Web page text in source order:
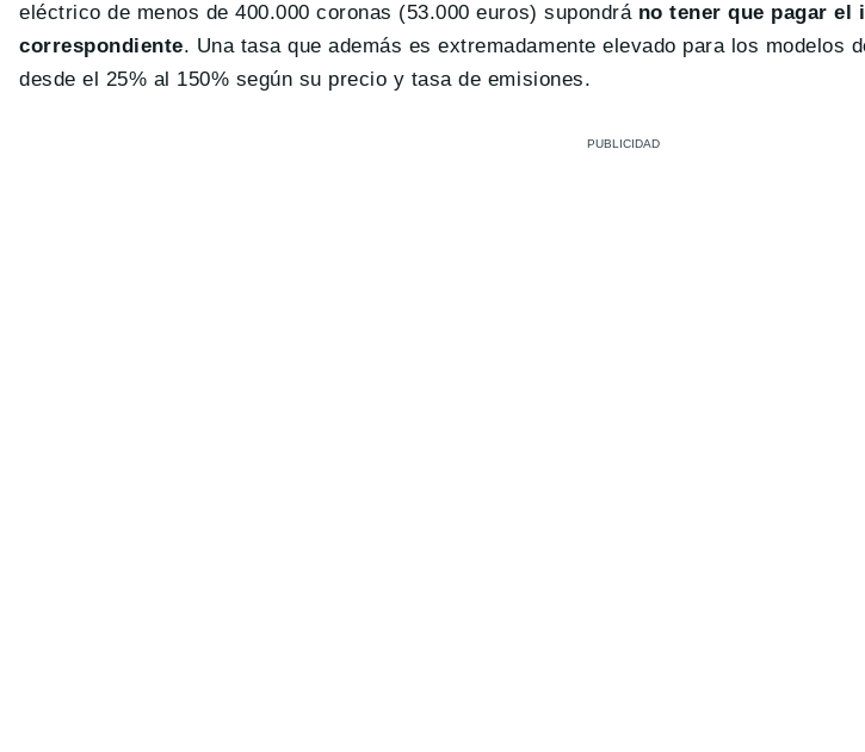
eléctrico de menos de 400.000 coronas (53.000 euros) supondráno tener que pagar el
correspondiente. Una tasa que además es extremadamente elevado para los modelos
desde el 25% al 150% según su precio y tasa de emisiones.